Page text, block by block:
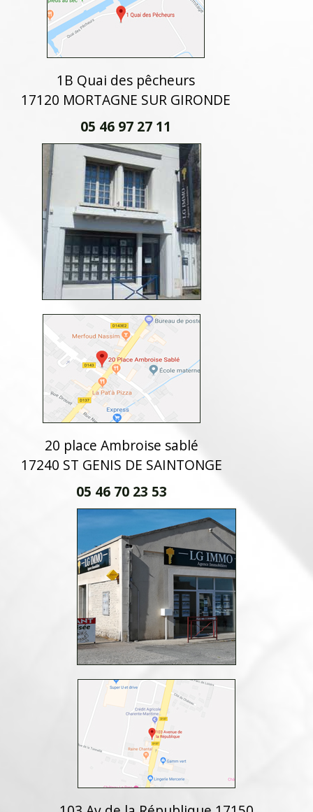
1B Quai des pêcheurs
17120 MORTAGNE SUR GIRONDE
05 46 97 27 11
20 place Ambroise sablé
17240 ST GENIS DE SAINTONGE
05 46 70 23 53